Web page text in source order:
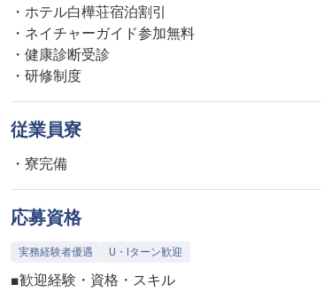
・ホテル白樺荘宿泊割引
・ネイチャーガイド参加無料
・健康診断受診
・研修制度
従業員寮
・寮完備
応募資格
実務経験者優遇 U・Iターン歓迎
■歓迎経験・資格・スキル